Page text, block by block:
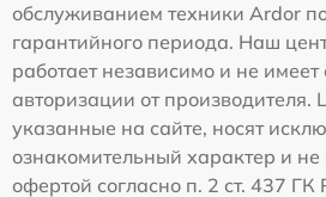
обслуживанием техники Ardor
гарантийного периода. Наш
работает независимо и не
авторизации от производителя.
указанные на сайте, носят
ознакомительный характер и
офертой согласно п. 2 ст. 437